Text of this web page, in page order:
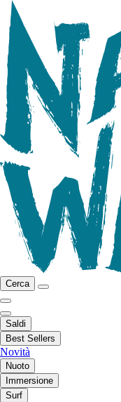
Cerca
Saldi
Best Sellers
Novità
Nuoto
Immersione
Surf